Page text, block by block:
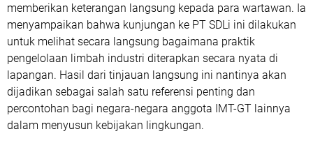
memberikan keterangan langsung kepada para wartawan. Ia
menyampaikan bahwa kunjungan ke PT SDLi ini dilakukan
untuk melihat secara langsung bagaimana praktik
pengelolaan limbah industri diterapkan secara nyata di
lapangan. Hasil dari tinjauan langsung ini nantinya akan
dijadikan sebagai salah satu referensi penting dan
percontohan bagi negara-negara anggota IMT-GT lainnya
dalam menyusun kebijakan lingkungan.